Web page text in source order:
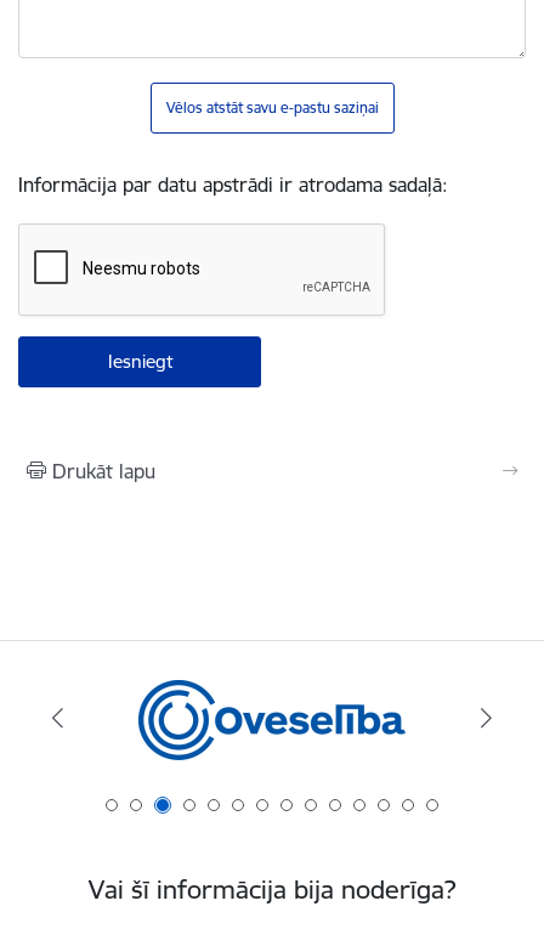
Vēlos atstāt savu e-pastu saziņai
Informācija par datu apstrādi ir atrodama sadaļā:
Drukāt lapu
Vai šī informācija bija noderīga?